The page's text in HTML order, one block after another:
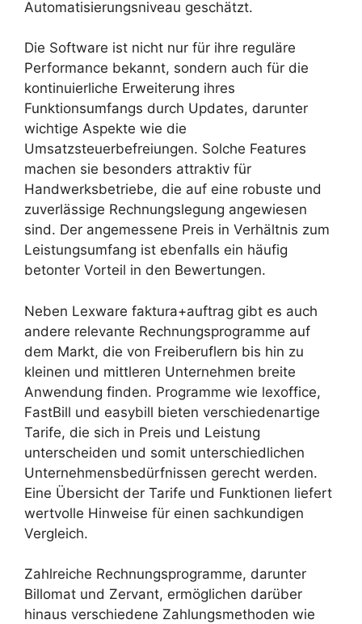
Automatisierungsniveau geschätzt.
Die Software ist nicht nur für ihre reguläre
Performance bekannt, sondern auch für die
kontinuierliche Erweiterung ihres
Funktionsumfangs durch Updates, darunter
wichtige Aspekte wie die
Umsatzsteuerbefreiungen. Solche Features
machen sie besonders attraktiv für
Handwerksbetriebe, die auf eine robuste und
zuverlässige Rechnungslegung angewiesen
sind. Der angemessene Preis in Verhältnis zum
Leistungsumfang ist ebenfalls ein häufig
betonter Vorteil in den Bewertungen.
Neben Lexware faktura+auftrag gibt es auch
andere relevante Rechnungsprogramme auf
dem Markt, die von Freiberuflern bis hin zu
kleinen und mittleren Unternehmen breite
Anwendung finden. Programme wie lexoffice,
FastBill und easybill bieten verschiedenartige
Tarife, die sich in Preis und Leistung
unterscheiden und somit unterschiedlichen
Unternehmensbedürfnissen gerecht werden.
Eine Übersicht der Tarife und Funktionen liefert
wertvolle Hinweise für einen sachkundigen
Vergleich.
Zahlreiche Rechnungsprogramme, darunter
Billomat und Zervant, ermöglichen darüber
hinaus verschiedene Zahlungsmethoden wie